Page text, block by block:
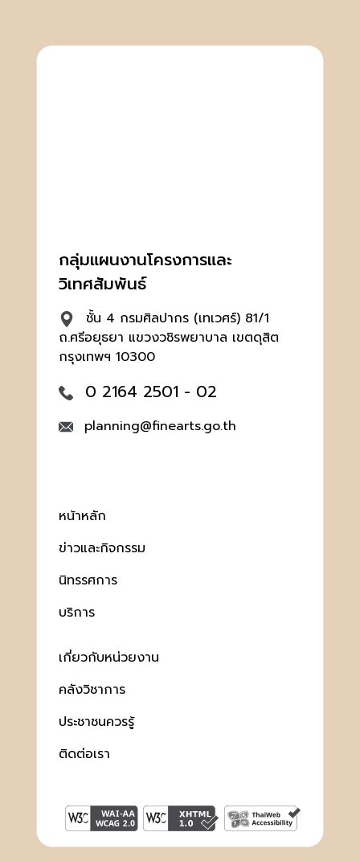
กลุ่มแผนงานโครงการและ
วิเทศสัมพันธ์
ชั้น 4 กรมศิลปากร (เทเวศร์) 81/1
ถ.ศรีอยุธยา แขวงวชิรพยาบาล เขตดุสิต
กรุงเทพฯ 10300
0 2164 2501 - 02
planning@finearts.go.th
หน้าหลัก
ข่าวและกิจกรรม
นิทรรศการ
บริการ
เกี่ยวกับหน่วยงาน
คลังวิชาการ
ประชาชนควรรู้
ติดต่อเรา